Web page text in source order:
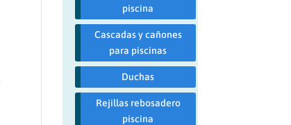
piscina
Cascadas y cañones
para piscinas
Duchas
Rejillas rebosadero
piscina